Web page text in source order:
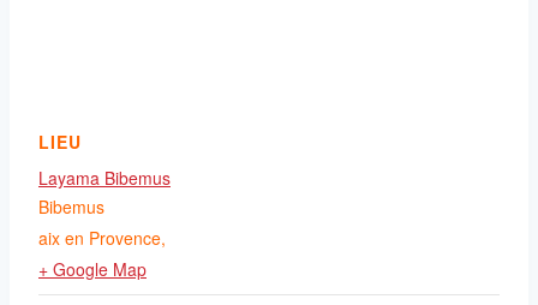
LIEU
Layama Bibemus
Bibemus
aix en Provence,
+ Google Map